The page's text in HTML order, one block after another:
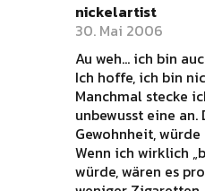
nickelartist
30. Mai 2006
Au weh… ich bin
Ich hoffe, ich bin
Manchmal stecke
unbewusst eine an.
Gewohnheit,
Wenn ich wirklich
würde, wären es